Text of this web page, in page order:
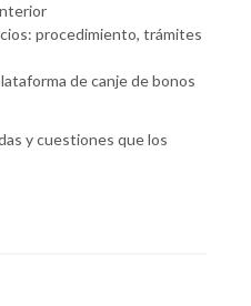
procedimiento, trámites
de canje de bonos
y cuestiones que los